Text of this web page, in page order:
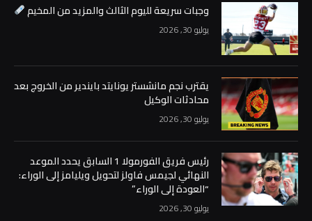
وجبات سريعة لليوم الثالث والمزيد من المخيم
يوليو 30, 2026
يقترب نجم مانشستر يونايتد بايندير من الخروج بعد
محادثات الوكيل
يوليو 30, 2026
رئيس فريق الفورمولا 1 السابق يحدد الموعد
النهائي لجيمس فاولز لتحويل ويليامز إلى الوراء:
“العودة إلى الوراء”
يوليو 30, 2026